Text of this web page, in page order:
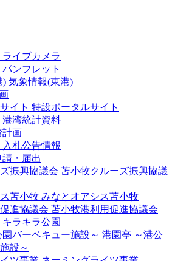
ライブカメラ
パンフレット
気象情報(東港)
特設ポータルサイト
港湾統計資料
計画
入札公告情報
請・届出
苫小牧クルーズ振興協議
みなとオアシス苫小牧
苫小牧港利用促進協議会
キラキラ公園
港園亭 ～港公
設～